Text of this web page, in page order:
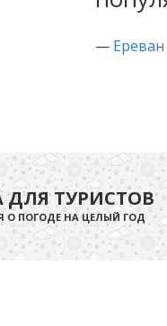
— Ереван
ДЛЯ ТУРИСТОВ
ПОГОДЕ НА ЦЕЛЫЙ ГОД